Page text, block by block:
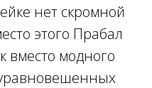
нет скромной
этого Прабал
вместо модного